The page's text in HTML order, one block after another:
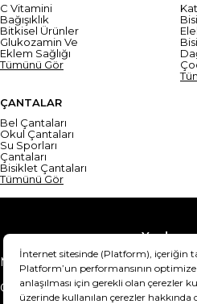
C Vitamini
Bağışıklık
Bitkisel Ürünler
Glukozamin Ve
Eklem Sağlığı
Tümünü Gör
ÇANTALAR
Bel Çantaları
Okul Çantaları
Su Sporları
Çantaları
Bisiklet Çantaları
Tümünü Gör
Yardım
Mesafeli Satış Sözleşmesi
Gizlilik Sözleşmesi